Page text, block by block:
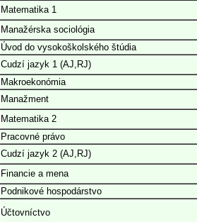
Matematika 1
Manažérska sociológia
Úvod do vysokoškolského štúdia
Cudzí jazyk 1 (AJ,RJ)
Makroekonómia
Manažment
Matematika 2
Pracovné právo
Cudzí jazyk 2 (AJ,RJ)
Financie a mena
Podnikové hospodárstvo
Účtovníctvo